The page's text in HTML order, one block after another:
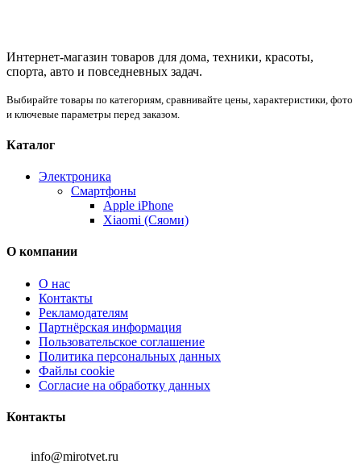
Интернет-магазин товаров для дома, техники, красоты,
спорта, авто и повседневных задач.
Выбирайте товары по категориям, сравнивайте цены, характеристики, фото
и ключевые параметры перед заказом.
Каталог
Электроника
Смартфоны
Apple iPhone
Xiaomi (Сяоми)
О компании
О нас
Контакты
Рекламодателям
Партнёрская информация
Пользовательское соглашение
Политика персональных данных
Файлы cookie
Согласие на обработку данных
Контакты
info@mirotvet.ru